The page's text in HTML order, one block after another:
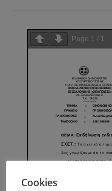
Page 1 / 1
Cookies